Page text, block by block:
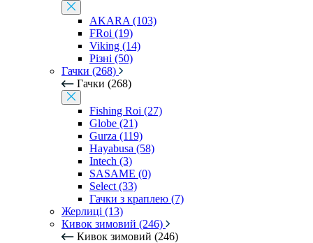
AKARA (103)
FRoi (19)
Viking (14)
Різні (50)
Гачки (268)
Гачки (268)
Fishing Roi (27)
Globe (21)
Gurza (119)
Hayabusa (58)
Intech (3)
SASAME (0)
Select (33)
Гачки з краплею (7)
Жерлиці (13)
Кивок зимовий (246)
Кивок зимовий (246)